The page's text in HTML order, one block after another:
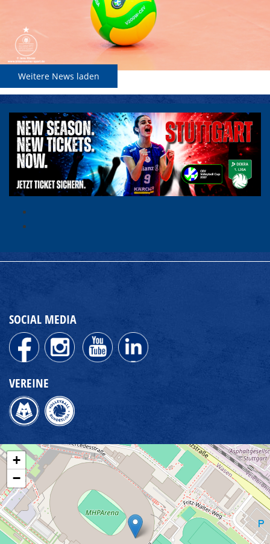
Weitere News laden
SOCIAL MEDIA
VEREINE
+
−